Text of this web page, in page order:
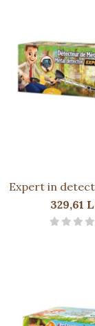
Expert in
329,61